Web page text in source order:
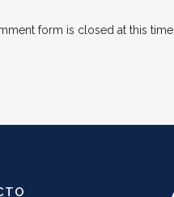
form is closed at this time.